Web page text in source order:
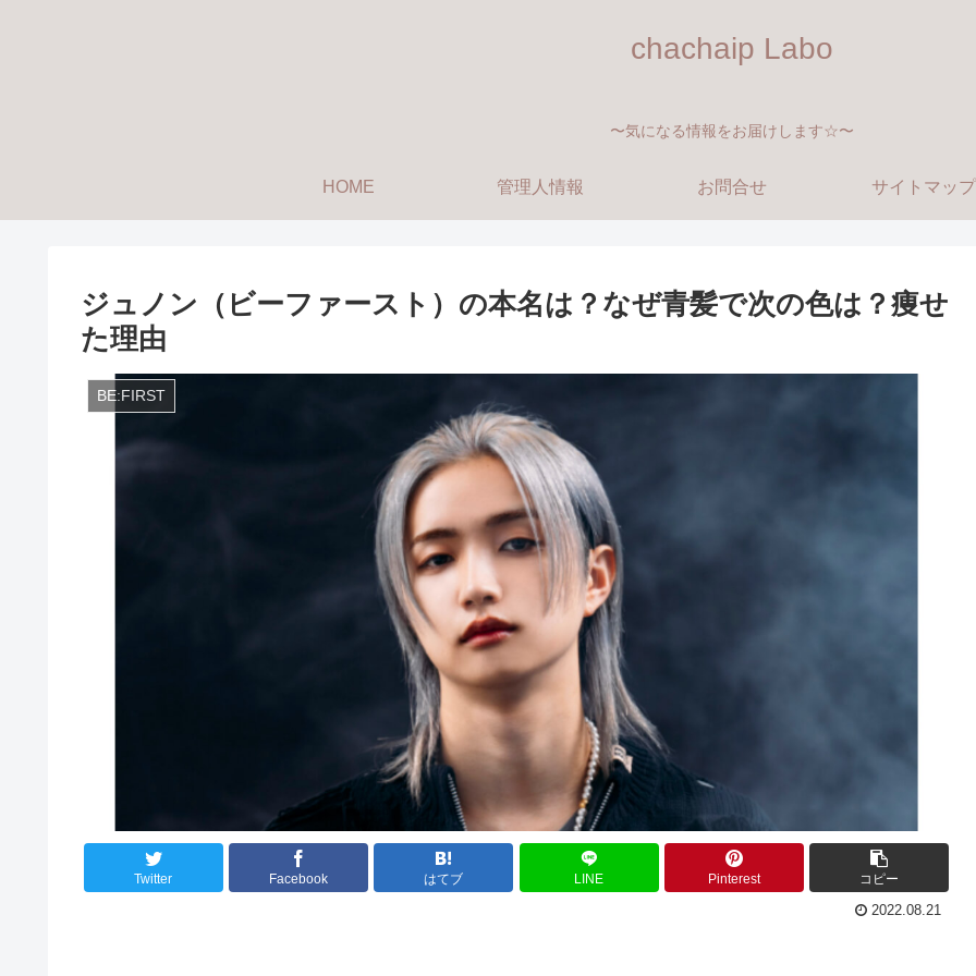
chachaip Labo
〜気になる情報をお届けします☆〜
HOME 管理人情報 お問合せ サイトマップ
ジュノン（ビーファースト）の本名は？なぜ青髪で次の色は？痩せ
た理由
BE:FIRST
Twitter Facebook はてブ LINE Pinterest コピー
2022.08.21